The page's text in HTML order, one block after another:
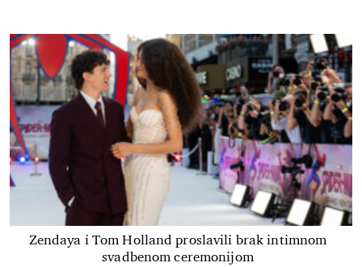
Zendaya i Tom Holland proslavili brak intimnom
svadbenom ceremonijom